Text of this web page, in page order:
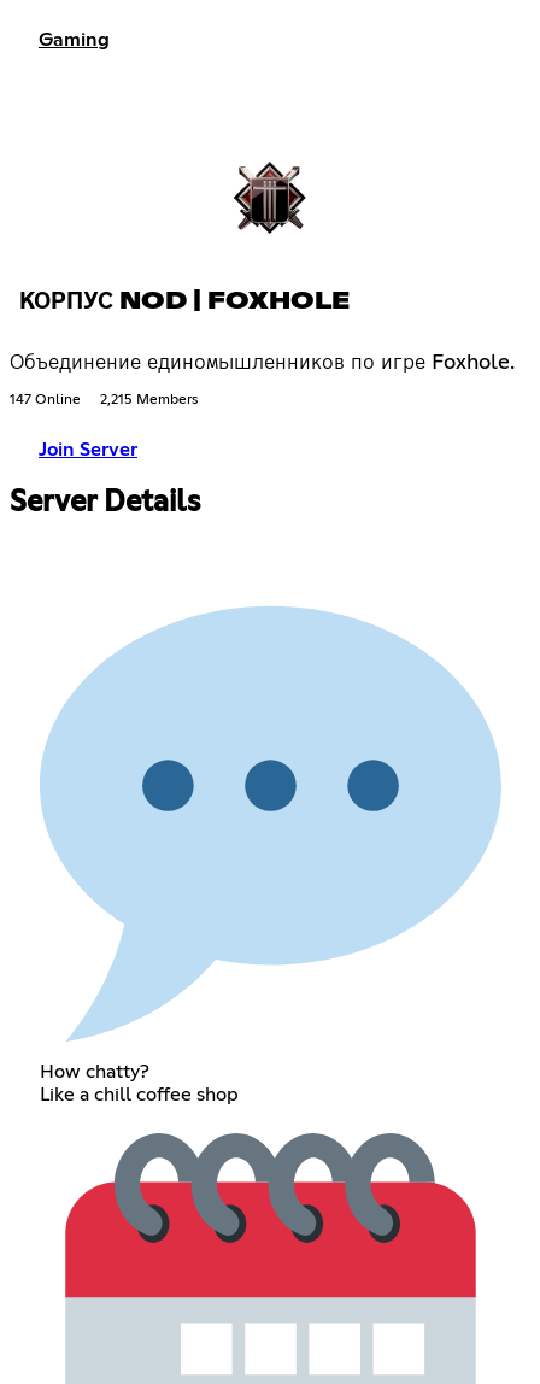
Gaming
КОРПУС NOD | FOXHOLE
Объединение единомышленников по игре Foxhole.
147 Online 2,215 Members
Join Server
Server Details
How chatty?
Like a chill coffee shop